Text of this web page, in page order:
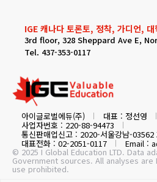
IGE 캐나다 토론토, 정착, 가디언, 대
3rd floor, 328 Sheppard Ave E,
Tel. 437-353-0117
아이글로벌에듀(주) 대표 : 정선영
사업자번호 : 220-88-94473
통신판매업신고 : 2020-서울강남-03562
대표전화 : 02-2051-0117 Email :
© 2025 I Global Education LTD. Data
Government sources. All analyses are
use prohibited.